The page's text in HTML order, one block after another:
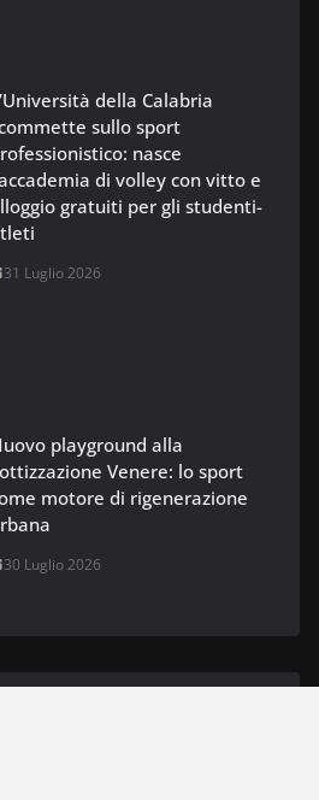
della Calabria
sullo sport
nasce
di volley con vitto e
gratuiti per gli studenti-
31 Luglio 2026
playground alla
Venere: lo sport
motore di rigenerazione
30 Luglio 2026